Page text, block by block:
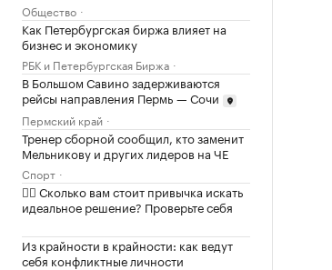
Общество
Как Петербургская биржа влияет на
бизнес и экономику
РБК и Петербургская Биржа
В Большом Савино задерживаются
рейсы направления Пермь — Сочи
Пермский край
Тренер сборной сообщил, кто заменит
Мельникову и других лидеров на ЧЕ
Спорт
✍🏻 Сколько вам стоит привычка искать
идеальное решение? Проверьте себя
Из крайности в крайности: как ведут
себя конфликтные личности